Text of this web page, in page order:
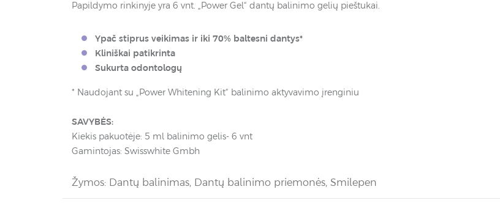
Papildymo rinkinyje yra 6 vnt. „Power Gel“ dantų balinimo gelių pieštukai.
Ypač stiprus veikimas ir iki 70% baltesni dantys*
Kliniškai patikrinta
Sukurta odontologų
* Naudojant su „Power Whitening Kit“ balinimo aktyvavimo įrenginiu
SAVYBĖS:
Kiekis pakuotėje: 5 ml balinimo gelis- 6 vnt
Gamintojas: Swisswhite Gmbh
Žymos: Dantų balinimas, Dantų balinimo priemonės, Smilepen